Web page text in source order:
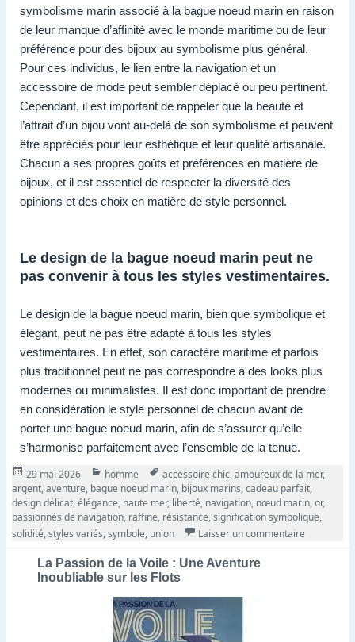
symbolisme marin associé à la bague noeud marin en raison
de leur manque d’affinité avec le monde maritime ou de leur
préférence pour des bijoux au symbolisme plus général.
Pour ces individus, le lien entre la navigation et un
accessoire de mode peut sembler déplacé ou peu pertinent.
Cependant, il est important de rappeler que la beauté et
l’attrait d’un bijou vont au-delà de son symbolisme et peuvent
être appréciés pour leur esthétique et leur qualité artisanale.
Chacun a ses propres goûts et préférences en matière de
bijoux, et il est essentiel de respecter la diversité des
opinions et des choix en matière de style personnel.
Le design de la bague noeud marin peut ne
pas convenir à tous les styles vestimentaires.
Le design de la bague noeud marin, bien que symbolique et
élégant, peut ne pas être adapté à tous les styles
vestimentaires. En effet, son caractère maritime et parfois
plus traditionnel peut ne pas correspondre à des looks plus
modernes ou minimalistes. Il est donc important de prendre
en considération le style personnel de chacun avant de
porter une bague noeud marin, afin de s’assurer qu’elle
s’harmonise parfaitement avec l’ensemble de la tenue.
Publié
le
29 mai 2026 Catégories
homme Tags
accessoire chic,amoureux de la mer,
argent,aventure, bague noeud marin, bijoux marins,cadeau parfait,
design délicat,élégance, haute mer, liberté, navigation, nœud marin,or,
passionnés de navigation, raffiné, résistance,signification symbolique,
solidité,styles variés,symbole, union Laisser un commentaire
La Passion de la Voile : Une Aventure
Inoubliable sur les Flots